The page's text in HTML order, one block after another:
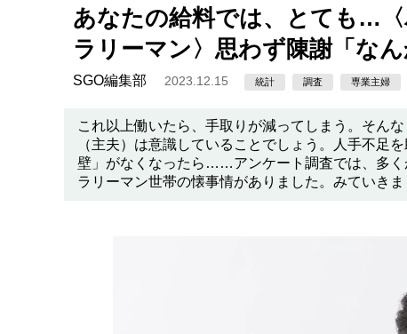
あなたの給料では、とても…
ラリーマン〉思わず陳謝「なん
SGO編集部 2023.12.15 統計 調査 専業主婦
これ以上働いたら、手取りが減ってしまう。そん
（主夫）は意識していることでしょう。人手不足
壁」がなくなったら……アンケート調査では、多
ラリーマン世帯の懐事情がありました。みていきま